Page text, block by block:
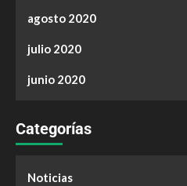
agosto 2020
julio 2020
junio 2020
Categorías
Noticias